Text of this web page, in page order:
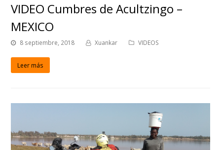
VIDEO Cumbres de Acultzingo –
MEXICO
8 septiembre, 2018 Xuankar VIDEOS
Leer más